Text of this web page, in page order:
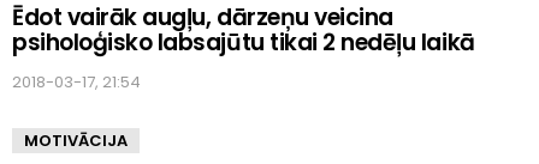
Ēdot vairāk augļu, dārzeņu veicina
psiholoģisko labsajūtu tikai 2 nedēļu laikā
2018-03-17, 21:54
MOTIVĀCIJA